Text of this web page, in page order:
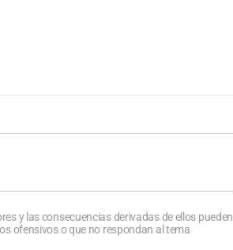
y las consecuencias derivadas de ellos pueden
ofensivos o que no respondan al tema